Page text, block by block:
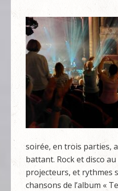
soirée, en trois parties,
battant. Rock et disco
projecteurs, et rythmes
chansons de l’album «